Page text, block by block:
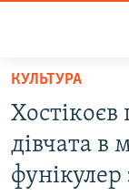
Перейти
основного
матеріалу
Перейти
до
СТАТТІ
КУЛЬТУРА
дівчата в